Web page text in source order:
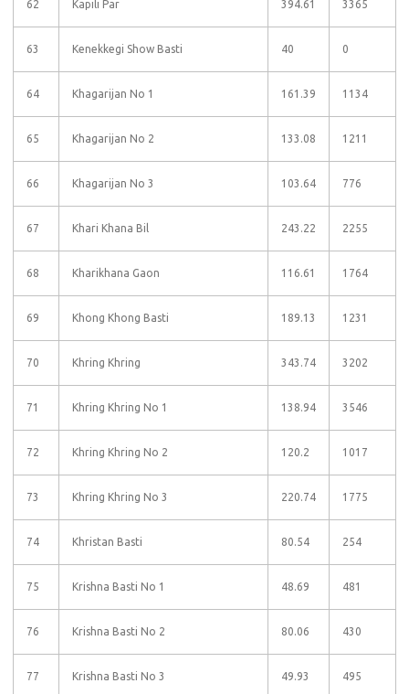
62 Kapili Par 394.61 3365
63 Kenekkegi Show Basti 40 0
64 Khagarijan No 1 161.39 1134
65 Khagarijan No 2 133.08 1211
66 Khagarijan No 3 103.64 776
67 Khari Khana Bil 243.22 2255
68 Kharikhana Gaon 116.61 1764
69 Khong Khong Basti 189.13 1231
70 Khring Khring 343.74 3202
71 Khring Khring No 1 138.94 3546
72 Khring Khring No 2 120.2 1017
73 Khring Khring No 3 220.74 1775
74 Khristan Basti 80.54 254
75 Krishna Basti No 1 48.69 481
76 Krishna Basti No 2 80.06 430
77 Krishna Basti No 3 49.93 495